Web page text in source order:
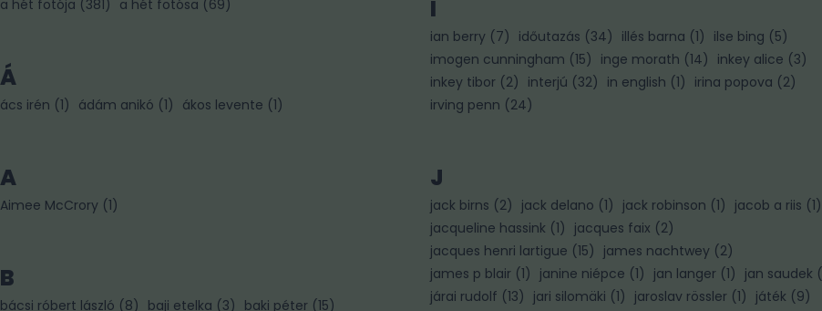
a hét fotója (381) a hét fotósa (69)
Á
ács irén (1) ádám anikó (1) ákos levente (1)
A
Aimee McCrory (1)
B
bácsi róbert lászló (8) baji etelka (3) baki péter (15)
I
ian berry (7) időutazás (34) illés barna (1) ilse bing (5)
imogen cunningham (15) inge morath (14) inkey alice (3)
inkey tibor (2) interjú (32) in english (1) irina popova (2)
irving penn (24)
J
jack birns (2) jack delano (1) jack robinson (1) jacob a riis (1)
jacqueline hassink (1) jacques faix (2)
jacques henri lartigue (15) james nachtwey (2)
james p blair (1) janine niépce (1) jan langer (1) jan saudek (
járai rudolf (13) jari silomäki (1) jaroslav rössler (1) játék (9)